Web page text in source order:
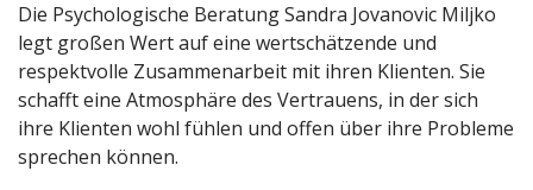
Die Psychologische Beratung Sandra Jovanovic Miljko
legt großen Wert auf eine wertschätzende und
respektvolle Zusammenarbeit mit ihren Klienten. Sie
schafft eine Atmosphäre des Vertrauens, in der sich
ihre Klienten wohl fühlen und offen über ihre Probleme
sprechen können.